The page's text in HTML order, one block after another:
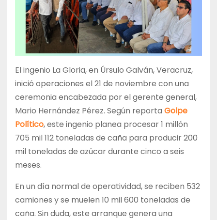
El ingenio La Gloria, en Úrsulo Galván, Veracruz,
inició operaciones el 21 de noviembre con una
ceremonia encabezada por el gerente general,
Mario Hernández Pérez. Según reporta Golpe
Político, este ingenio planea procesar 1 millón
705 mil 112 toneladas de caña para producir 200
mil toneladas de azúcar durante cinco a seis
meses.
En un día normal de operatividad, se reciben 532
camiones y se muelen 10 mil 600 toneladas de
caña. Sin duda, este arranque genera una